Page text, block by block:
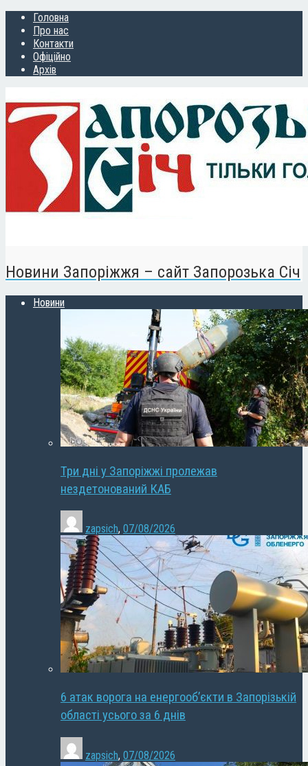
Головна
Про нас
Контакти
Офіційно
Архів
Новини Запоріжжя – сайт Запорозька Січ
Новини
Три дні у Запоріжжі пролежав
нездетонований КАБ
zapsich, 07/08/2026
6 атак ворога на енергооб’єкти в Запорізькій
області усього за 6 днів
zapsich, 07/08/2026